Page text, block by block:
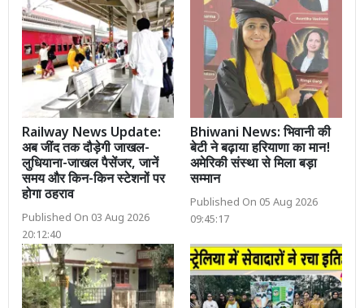
Railway News Update:
अब जींद तक दौड़ेगी जाखल-
लुधियाना-जाखल पैसेंजर, जानें
समय और किन-किन स्टेशनों पर
होगा ठहराव
Published On 03 Aug 2026
20:12:40
Bhiwani News: भिवानी की
बेटी ने बढ़ाया हरियाणा का मान!
अमेरिकी संस्था से मिला बड़ा
सम्मान
Published On 05 Aug 2026
09:45:17